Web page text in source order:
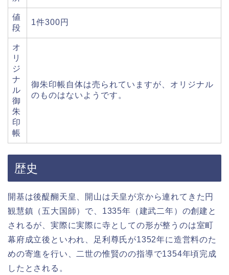
値
段
1件300円
オ
リ
ジ
ナ
ル
御
朱
印
帳
御朱印帳自体は売られていますが、オリジナル
のものはないようです。
歴史
開基は後醍醐天皇、開山は天皇が京から連れてきた円
観慧鎮（五大国師）で、1335年（建武二年）の創建と
されるが、実際に実際に寺としての形が整うのは室町
幕府成立後といわれ、足利尊氏が1352年に造営料のた
めの寄進を行い、二世の惟賢のの指導で1354年頃完成
したとされる。